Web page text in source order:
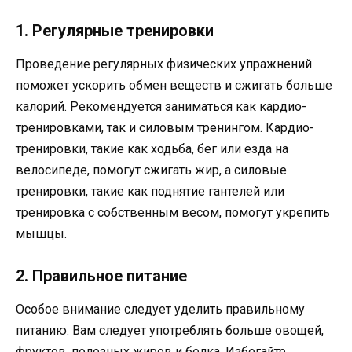
1. Регулярные тренировки
Проведение регулярных физических упражнений
поможет ускорить обмен веществ и сжигать больше
калорий. Рекомендуется заниматься как кардио-
тренировками, так и силовым тренингом. Кардио-
тренировки, такие как ходьба, бег или езда на
велосипеде, помогут сжигать жир, а силовые
тренировки, такие как поднятие гантелей или
тренировка с собственным весом, помогут укрепить
мышцы.
2. Правильное питание
Особое внимание следует уделить правильному
питанию. Вам следует употреблять больше овощей,